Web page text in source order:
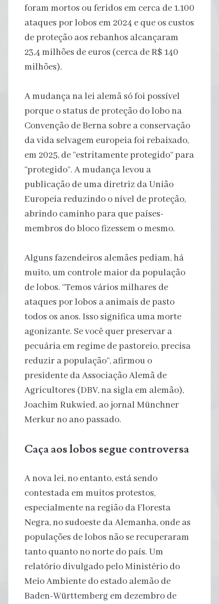
foram mortos ou feridos em cerca de 1.100
ataques por lobos em 2024 e que os custos
de proteção aos rebanhos alcançaram
23,4 milhões de euros (cerca de R$ 140
milhões).
A mudança na lei alemã só foi possível
porque o status de proteção do lobo na
Convenção de Berna sobre a conservação
da vida selvagem europeia foi rebaixado,
em 2025, de “estritamente protegido” para
“protegido”. A mudança levou a
publicação de uma diretriz da União
Europeia reduzindo o nível de proteção,
abrindo caminho para que países-
membros do bloco fizessem o mesmo.
Alguns fazendeiros alemães pediam, há
muito, um controle maior da população
de lobos. “Temos vários milhares de
ataques por lobos a animais de pasto
todos os anos. Isso significa uma morte
agonizante. Se você quer preservar a
pecuária em regime de pastoreio, precisa
reduzir a população”, afirmou o
presidente da Associação Alemã de
Agricultores (DBV, na sigla em alemão),
Joachim Rukwied, ao jornal Münchner
Merkur no ano passado.
Caça aos lobos segue controversa
A nova lei, no entanto, está sendo
contestada em muitos protestos,
especialmente na região da Floresta
Negra, no sudoeste da Alemanha, onde as
populações de lobos não se recuperaram
tanto quanto no norte do país. Um
relatório divulgado pelo Ministério do
Meio Ambiente do estado alemão de
Baden-Württemberg em dezembro de